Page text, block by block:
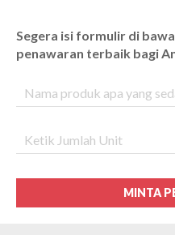
Segera isi formulir di
penawaran terbaik bagi
MINTA